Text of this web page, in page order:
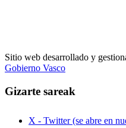
Sitio web desarrollado y
Gobierno Vasco
Gizarte sareak
X - Twitter (se abre en